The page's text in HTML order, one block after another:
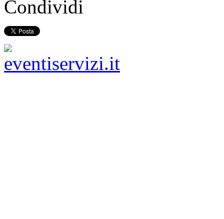
Condividi